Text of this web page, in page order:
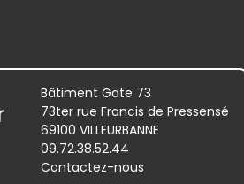
Bâtiment Gate 73
73ter rue Francis de Pressensé
69100 VILLEURBANNE
09.72.38.52.44
Contactez-nous